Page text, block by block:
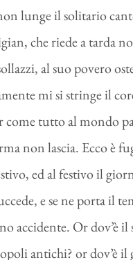
lunge il solitario
che riede a tarda
al suo povero
mi si stringe il
come tutto al mondo
non lascia. Ecco è
ed al festivo il
e se ne porta il
accidente. Or dov’è il
antichi? or dov’è il